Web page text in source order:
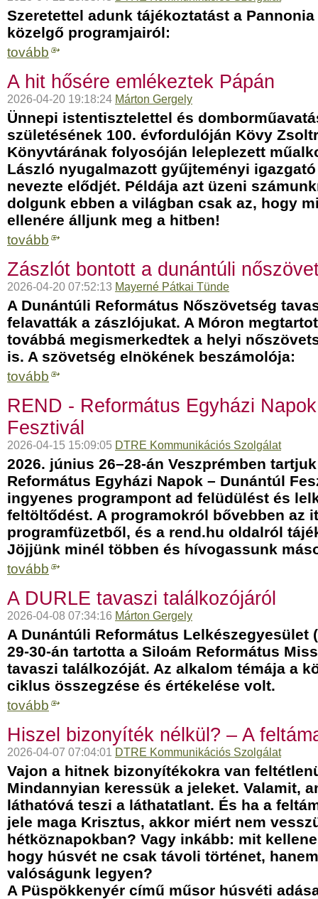
Szeretettel adunk tájékoztatást a
közelgő programjairól:
tovább
A hit hősére emlékeztek Pápán
2026-04-20 19:18:24 Márton Gergely
Ünnepi istentisztelettel és
születésének 100. évfordulóján Kövy
Könyvtárának folyosóján leleplezett
László nyugalmazott gyűjteményi
nevezte elődjét. Példája azt üzeni
dolgunk ebben a világban csak az, hogy
ellenére álljunk meg a hitben!
tovább
Zászlót bontott a dunántúli
2026-04-20 07:52:13 Mayerné Pátkai Tünde
A Dunántúli Református Nőszövetség
felavatták a zászlójukat. A Móron
továbbá megismerkedtek a helyi
is. A szövetség elnökének beszámolója:
tovább
REND - Református Egyházi
Fesztivál
2026-04-15 15:09:05 DTRE Kommunikációs Szolgálat
2026. június 26–28-án Veszprémben
Református Egyházi Napok – Dunántúl
ingyenes programpont ad felüdülést és
feltöltődést. A programokról bővebben az
programfüzetből, és a rend.hu oldalról
Jöjjünk minél többen és hívogassunk
tovább
A DURLE tavaszi találkozójáról
2026-04-08 07:34:16 Márton Gergely
A Dunántúli Református Lelkészegyesület
29-30-án tartotta a Siloám Református
tavaszi találkozóját. Az alkalom témája a
ciklus összegzése és értékelése volt.
tovább
Hiszel bizonyíték nélkül? – A
2026-04-07 07:04:01 DTRE Kommunikációs Szolgálat
Vajon a hitnek bizonyítékokra van
Mindannyian keressük a jeleket. Valamit,
láthatóvá teszi a láthatatlant. És ha a
jele maga Krisztus, akkor miért nem
hétköznapokban? Vagy inkább: mit
hogy húsvét ne csak távoli történet,
valóságunk legyen?
A Püspökkenyér című műsor húsvéti